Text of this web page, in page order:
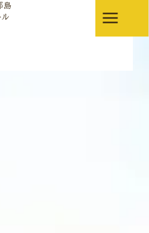
島
ル らせ